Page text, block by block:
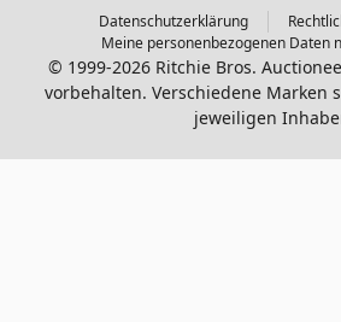
Datenschutzerklärung
Meine personenbezogenen Daten
© 1999-2026 Ritchie Bros.
vorbehalten. Verschiedene Marken
jeweiligen